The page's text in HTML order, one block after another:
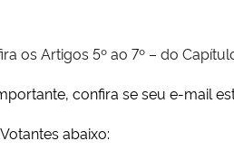
os Artigos 5º ao 7º – do
confira se seu e-mail
abaixo: